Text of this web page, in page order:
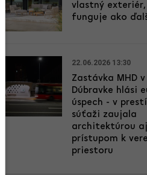
vlastný
funguje ako
22.06.2026 13:30
Zastávka MHD v
Dúbravke hlási
úspech - v
súťaži zaujala
architektúrou aj
prístupom k
priestoru